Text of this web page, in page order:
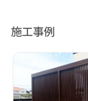
施工事例